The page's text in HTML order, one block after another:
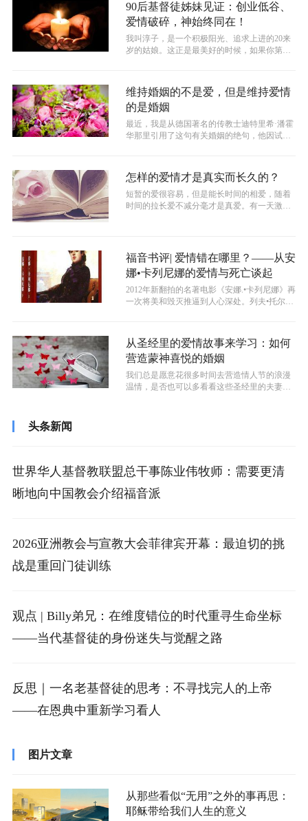
90后基督徒姊妹见证：创业低谷、
爱情破碎，神始终同在！
我叫淳子，是一个积极阳光、追求上进的20来
岁的姑娘。这正是最美好的时候，如果你第一
维持婚姻的不是爱，但是维持爱情
的是婚姻
最近，我是从德国著名的传教士迪特里希·潘霍
华那里引用了这句有关婚姻的绝句，他因试图
怎样的爱情才是真实而长久的？
短暂的爱很容易，但是能长时间的相爱，随着
时间的拉长爱不减分毫才是真爱。有一天激情
福音书评| 爱情错在哪里？——从安
娜•卡列尼娜的爱情与死亡谈起
2012年新翻拍的名著电影《安娜.•卡列尼娜》再
一次将美和毁灭推逼到人心深处。列夫•托尔斯
从圣经里的爱情故事来学习：如何
营造蒙神喜悦的婚姻
我们总是愿意花很多时间去营造情人节的浪漫
温情，是否也可以多看看这些圣经里的夫妻故
头条新闻
世界华人基督教联盟总干事陈业伟牧师：需要更清
晰地向中国教会介绍福音派
2026亚洲教会与宣教大会菲律宾开幕：最迫切的挑
战是重回门徒训练
观点 | Billy弟兄：在维度错位的时代重寻生命坐标
——当代基督徒的身份迷失与觉醒之路
反思｜一名老基督徒的思考：不寻找完人的上帝
——在恩典中重新学习看人
图片文章
从那些看似“无用”之外的事再思：
耶稣带给我们人生的意义